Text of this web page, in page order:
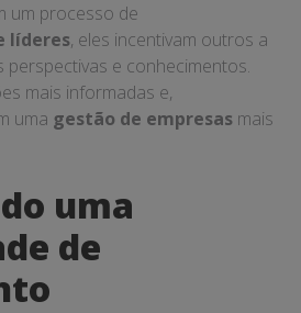
um processo de
líderes, eles incentivam outros a
e conhecimentos.
mais informadas e,
uma gestão de empresas mais
uma
de